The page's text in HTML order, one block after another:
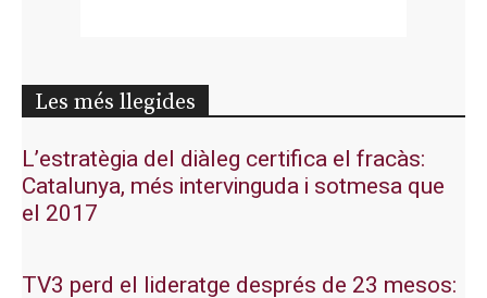
Les més llegides
L’estratègia del diàleg certifica el fracàs:
Catalunya, més intervinguda i sotmesa que
el 2017
TV3 perd el lideratge després de 23 mesos: